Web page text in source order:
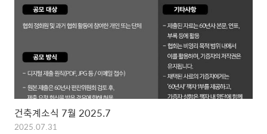
건축계소식 7월 2025.7
2025.07.31